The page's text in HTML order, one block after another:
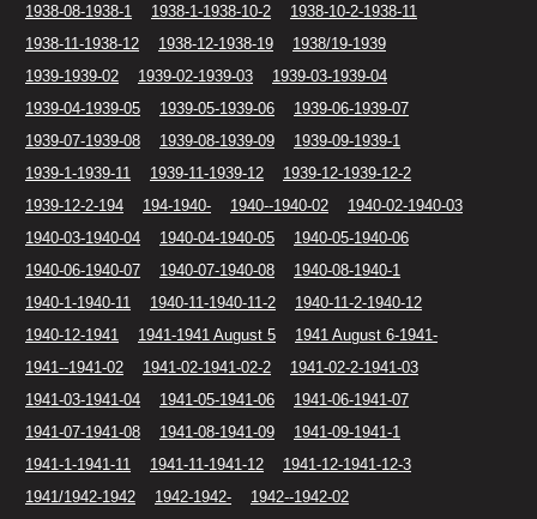
1938-08-1938-1
1938-1-1938-10-2
1938-10-2-1938-11
1938-11-1938-12
1938-12-1938-19
1938/19-1939
1939-1939-02
1939-02-1939-03
1939-03-1939-04
1939-04-1939-05
1939-05-1939-06
1939-06-1939-07
1939-07-1939-08
1939-08-1939-09
1939-09-1939-1
1939-1-1939-11
1939-11-1939-12
1939-12-1939-12-2
1939-12-2-194
194-1940- 1940--1940-02
1940-02-1940-03
1940-03-1940-04
1940-04-1940-05
1940-05-1940-06
1940-06-1940-07
1940-07-1940-08
1940-08-1940-1
1940-1-1940-11
1940-11-1940-11-2
1940-11-2-1940-12
1940-12-1941
1941-1941 August 5
1941 August 6-1941-
1941--1941-02
1941-02-1941-02-2
1941-02-2-1941-03
1941-03-1941-04
1941-05-1941-06
1941-06-1941-07
1941-07-1941-08
1941-08-1941-09
1941-09-1941-1
1941-1-1941-11
1941-11-1941-12
1941-12-1941-12-3
1941/1942-1942
1942-1942-
1942--1942-02